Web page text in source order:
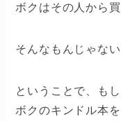
ボクはその人から
そんなもんじゃな
ということで、も
ボクのキンドル本を